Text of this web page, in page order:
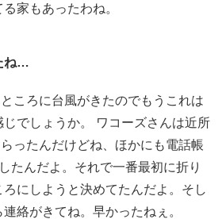
家もあったわね。
ね…
ころに台風がきたのでもうこれは
でしょうか。 ワコーズさんは近所
ったんだけどね、ほかにも電話帳
たんだよ。それで一番最初に折り
にしようと決めてたんだよ。そし
絡がきてね。早かったねぇ。